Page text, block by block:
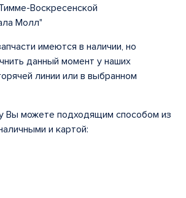
Воскресенской
Молл"
имеются в наличии, но
данный момент у наших
линии или в выбранном
Вы можете подходящим способом из
и картой: